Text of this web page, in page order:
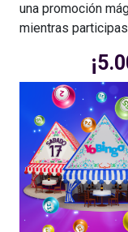
una promoción
mientras